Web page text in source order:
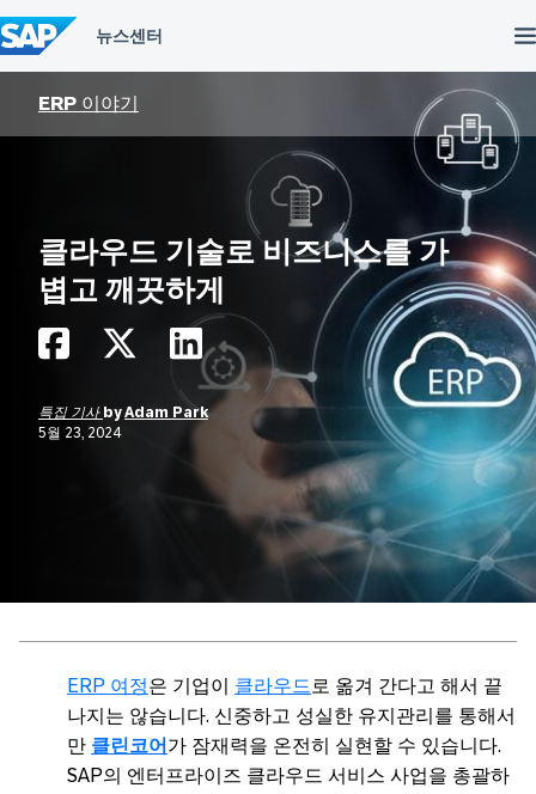
텐
츠
건
ERP 이야기
클라우드 기술로 비즈니스를 가
볍고 깨끗하게
특집 기사 byAdam Park
5월 23, 2024
ERP 여정은 기업이 클라우드 로 옮겨 간다고 해서 끝
나지는 않습니다. 신중하고 성실한 유지관리를 통해서
만 클린코어 가 잠재력을 온전히 실현할 수 있습니다.
SAP의 엔터프라이즈 클라우드 서비스 사업을 총괄하